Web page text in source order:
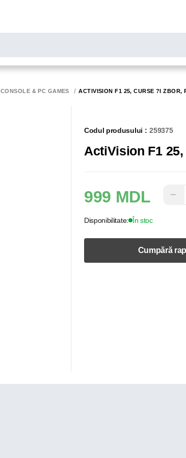
CONSOLE & PC GAMES ACTIVISION F1 25, CURSE ?I ZBOR,
Codul produsului : 259375
ActiVision F1
999 MDL −
Disponibilitate: În stoc
Cumpără